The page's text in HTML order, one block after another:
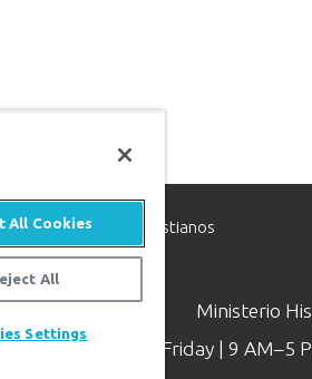
a ayudar a los cristianos
Ministerio
Monday–Friday | 9 AM–5
All Cookies
All
Settings